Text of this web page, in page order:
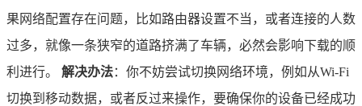
果网络配置存在问题，比如路由器设置不当，或者连接的人数
过多，就像一条狭窄的道路挤满了车辆，必然会影响下载的顺
利进行。 解决办法：你不妨尝试切换网络环境，例如从Wi-Fi
切换到移动数据，或者反过来操作，要确保你的设备已经成功